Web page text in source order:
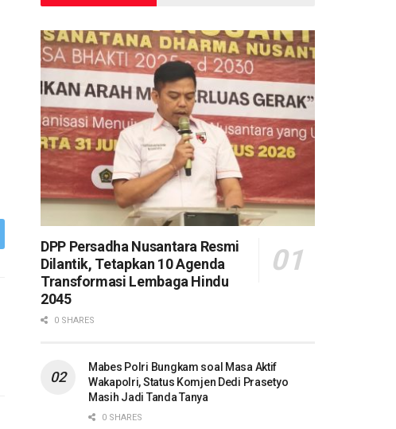
DPP Persadha Nusantara Resmi
Dilantik, Tetapkan 10 Agenda
Transformasi Lembaga Hindu
2045
0 SHARES
Mabes Polri Bungkam soal Masa Aktif
Wakapolri, Status Komjen Dedi Prasetyo
Masih Jadi Tanda Tanya
0 SHARES